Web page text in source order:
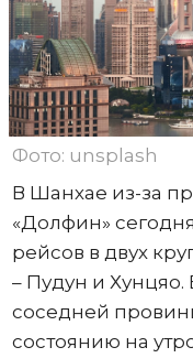
Фото: unsplash
В Шанхае из-за
«Долфин»
рейсов в двух
– Пудун и Хунцяо.
соседней
состоянию на